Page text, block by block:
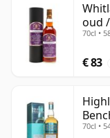
oud
70cl •
€ 83
70cl •